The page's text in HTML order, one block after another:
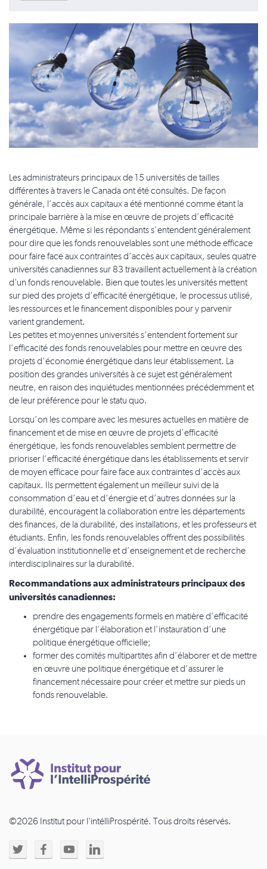
Les administrateurs principaux de 15 universités de tailles
différentes à travers le Canada ont été consultés. De façon
générale, l’accès aux capitaux a été mentionné comme étant la
principale barrière à la mise en œuvre de projets d’efficacité
énergétique. Même si les répondants s’entendent généralement
pour dire que les fonds renouvelables sont une méthode efficace
pour faire face aux contraintes d’accès aux capitaux, seules quatre
universités canadiennes sur 83 travaillent actuellement à la création
d'un fonds renouvelable. Bien que toutes les universités mettent
sur pied des projets d’efficacité énergétique, le processus utilisé,
les ressources et le financement disponibles pour y parvenir
varient grandement.
Les petites et moyennes universités s’entendent fortement sur
l’efficacité des fonds renouvelables pour mettre en œuvre des
projets d’économie énergétique dans leur établissement. La
position des grandes universités à ce sujet est généralement
neutre, en raison des inquiétudes mentionnées précédemment et
de leur préférence pour le statu quo.
Lorsqu’on les compare avec les mesures actuelles en matière de
financement et de mise en œuvre de projets d’efficacité
énergétique, les fonds renouvelables semblent permettre de
prioriser l’efficacité énergétique dans les établissements et servir
de moyen efficace pour faire face aux contraintes d’accès aux
capitaux. Ils permettent également un meilleur suivi de la
consommation d’eau et d’énergie et d’autres données sur la
durabilité, encouragent la collaboration entre les départements
des finances, de la durabilité, des installations, et les professeurs et
étudiants. Enfin, les fonds renouvelables offrent des possibilités
d’évaluation institutionnelle et d’enseignement et de recherche
interdisciplinaires sur la durabilité.
Recommandations aux administrateurs principaux des
universités canadiennes:
prendre des engagements formels en matière d’efficacité
énergétique par l’élaboration et l’instauration d’une
politique énergétique officielle;
former des comités multipartites afin d’élaborer et de mettre
en œuvre une politique énergétique et d’assurer le
financement nécessaire pour créer et mettre sur pieds un
fonds renouvelable.
©2026 Institut pour l'intélliProspérité. Tous droits réservés.